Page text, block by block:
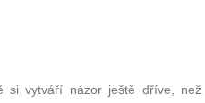
si vytváří názor ještě dříve, než